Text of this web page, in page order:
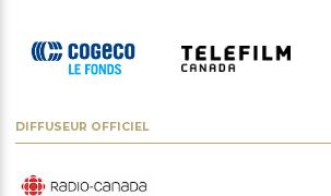
DIFFUSEUR OFFICIEL